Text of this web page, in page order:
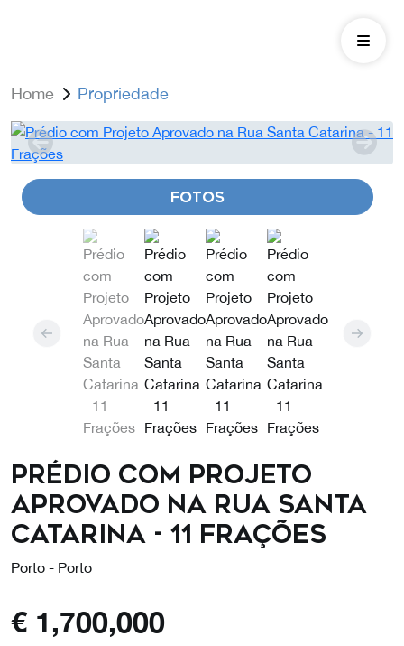
Home Propriedade
FOTOS
Prédio com Projeto
Aprovado na Rua Santa
Catarina - 11 Frações
Porto - Porto
€ 1,700,000